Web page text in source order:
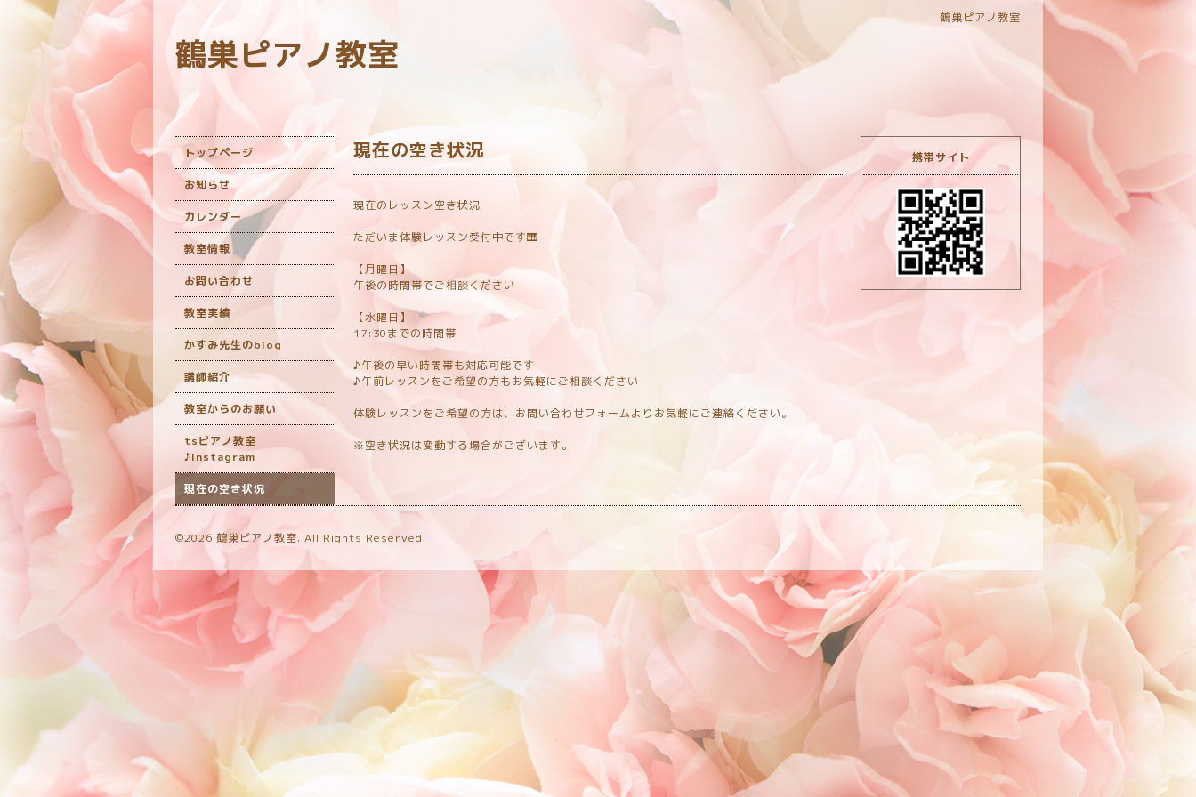
鶴巣ピアノ教室
鶴巣ピアノ教室
現在の空き状況
現在のレッスン空き状況
ただいま体験レッスン受付中です🎹
【月曜日】
午後の時間帯でご相談ください
【水曜日】
17:30までの時間帯
♪午後の早い時間帯も対応可能です
♪午前レッスンをご希望の方もお気軽にご相談ください
体験レッスンをご希望の方は、お問い合わせフォームよりお気軽にご連絡ください。
※空き状況は変動する場合がございます。
トップページ
お知らせ
カレンダー
教室情報
お問い合わせ
教室実績
かすみ先生のblog
講師紹介
教室からのお願い
tsピアノ教室
♪Instagram
現在の空き状況
携帯サイト
©2026 鶴巣ピアノ教室. All Rights Reserved.